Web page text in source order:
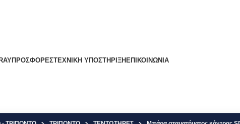
ΠΡΟΣΦΟΡΕΣΤΕΧΝΙΚΗ ΥΠΟΣΤΗΡΙΞΗ ΕΠΙΚΟΙΝΩΝΙΑ